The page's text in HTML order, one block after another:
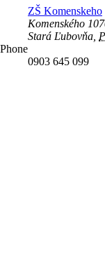
ZŠ Komenskeho
Komenského
Stará Ľubovňa
Phone
0903 645 099